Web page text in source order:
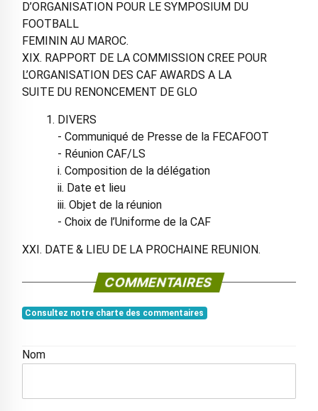
D’ORGANISATION POUR LE SYMPOSIUM DU
FOOTBALL
FEMININ AU MAROC.
XIX. RAPPORT DE LA COMMISSION CREE POUR
L’ORGANISATION DES CAF AWARDS A LA
SUITE DU RENONCEMENT DE GLO
DIVERS
- Communiqué de Presse de la FECAFOOT
- Réunion CAF/LS
i. Composition de la délégation
ii. Date et lieu
iii. Objet de la réunion
- Choix de l’Uniforme de la CAF
XXI. DATE & LIEU DE LA PROCHAINE REUNION.
COMMENTAIRES
Consultez notre charte des commentaires
Nom